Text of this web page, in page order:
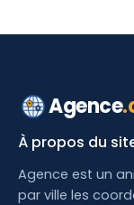
Agence
À propos du
Agence est un
par ville les